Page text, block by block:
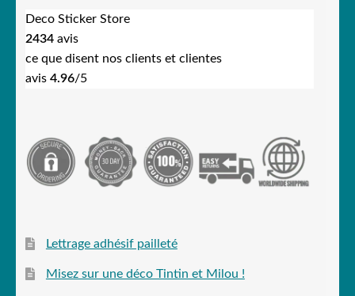
Deco Sticker Store
2434 avis
ce que disent nos clients et clientes
avis 4.96/5
Lettrage adhésif pailleté
Misez sur une déco Tintin et Milou !